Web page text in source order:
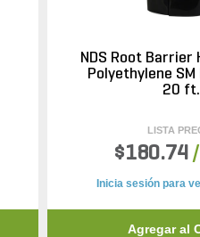
NDS Root Barrier
Polyethylene
20 ft.
LISTA
$180.74
Inicia sesión para
Agregar al